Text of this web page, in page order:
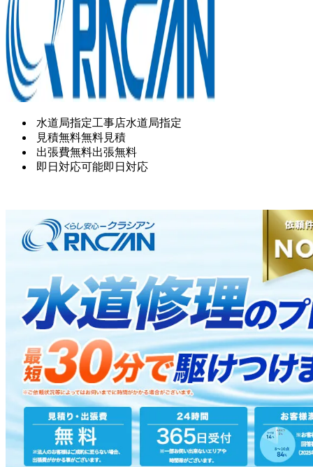
水道局指定工事店水道局指定
見積無料無料見積
出張費無料出張無料
即日対応可能即日対応